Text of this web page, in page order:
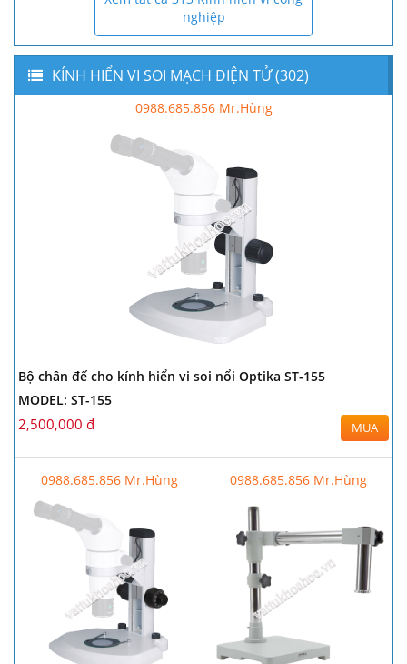
nghiệp
KÍNH HIỂN VI SOI MẠCH ĐIỆN TỬ (302)
0988.685.856 Mr.Hùng
Bộ chân đế cho kính hiển vi soi nổi Optika ST-155
MODEL: ST-155
2,500,000 đ MUA
0988.685.856 Mr.Hùng 0988.685.856 Mr.Hùng